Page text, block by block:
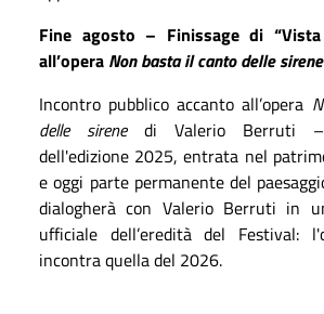
Fine agosto – Finissage di
all’opera Non basta il canto delle sirene
Incontro pubblico accanto all’opera
delle sirenedi Valerio Berruti –
dell'edizione 2025, entrata nel
e oggi parte permanente del
dialogherà con Valerio Berruti in
ufficiale dell’eredità del Festival:
incontra quella del 2026.